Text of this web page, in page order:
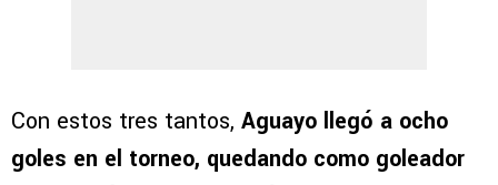
Con estos tres tantos, Aguayo llegó a ocho
goles en el torneo, quedando como goleador